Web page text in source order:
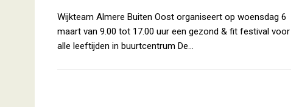
Wijkteam Almere Buiten Oost organiseert op woensdag 6
maart van 9.00 tot 17.00 uur een gezond & fit festival voor
alle leeftijden in buurtcentrum De…